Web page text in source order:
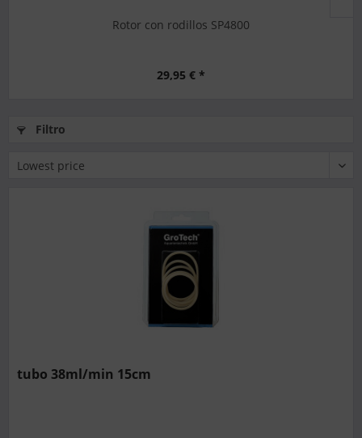
Rotor con rodillos SP4800
29,95 € *
Filtro
tubo 38ml/min 15cm